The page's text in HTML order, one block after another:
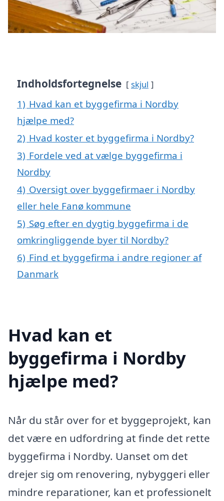
Indholdsfortegnelse skjul
1) Hvad kan et byggefirma i Nordby
hjælpe med?
2) Hvad koster et byggefirma i Nordby?
3) Fordele ved at vælge byggefirma i
Nordby
4) Oversigt over byggefirmaer i Nordby
eller hele Fanø kommune
5) Søg efter en dygtig byggefirma i de
omkringliggende byer til Nordby?
6) Find et byggefirma i andre regioner af
Danmark
Hvad kan et
byggefirma i Nordby
hjælpe med?
Når du står over for et byggeprojekt, kan
det være en udfordring at finde det rette
byggefirma i Nordby. Uanset om det
drejer sig om renovering, nybyggeri eller
mindre reparationer, kan et professionelt